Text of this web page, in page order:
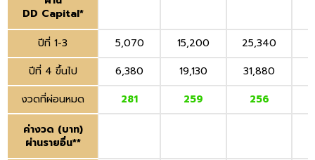
DD Capital*
ปีที่ 1-3
5,070 15,200 25,340
ปีที่ 4 ขึ้นไป
6,380 19,130 31,880
งวดที่ผ่อนหมด
281 259 256
ค่างวด (บาท)
ผ่านรายอื่น**